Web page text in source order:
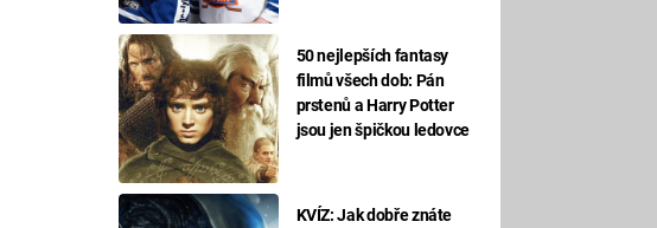
50 nejlepších fantasy
filmů všech dob: Pán
prstenů a Harry Potter
jsou jen špičkou ledovce
KVÍZ: Jak dobře znáte